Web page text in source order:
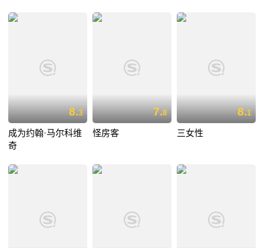
8.3
成为约翰·马尔科维
奇
7.8
怪房客
8.1
三女性